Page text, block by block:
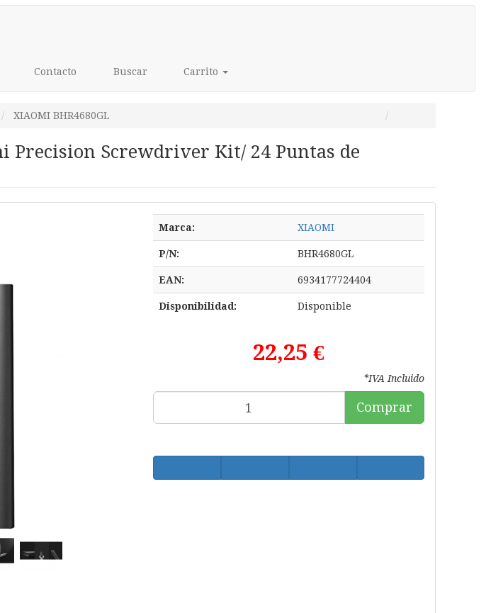
Contacto Buscar Carrito
XIAOMI BHR4680GL
Precision Screwdriver Kit/ 24 Puntas de
Marca: XIAOMI
P/N: BHR4680GL
EAN: 6934177724404
Disponibilidad: Disponible
22,25 €
*IVA Incluido
Comprar